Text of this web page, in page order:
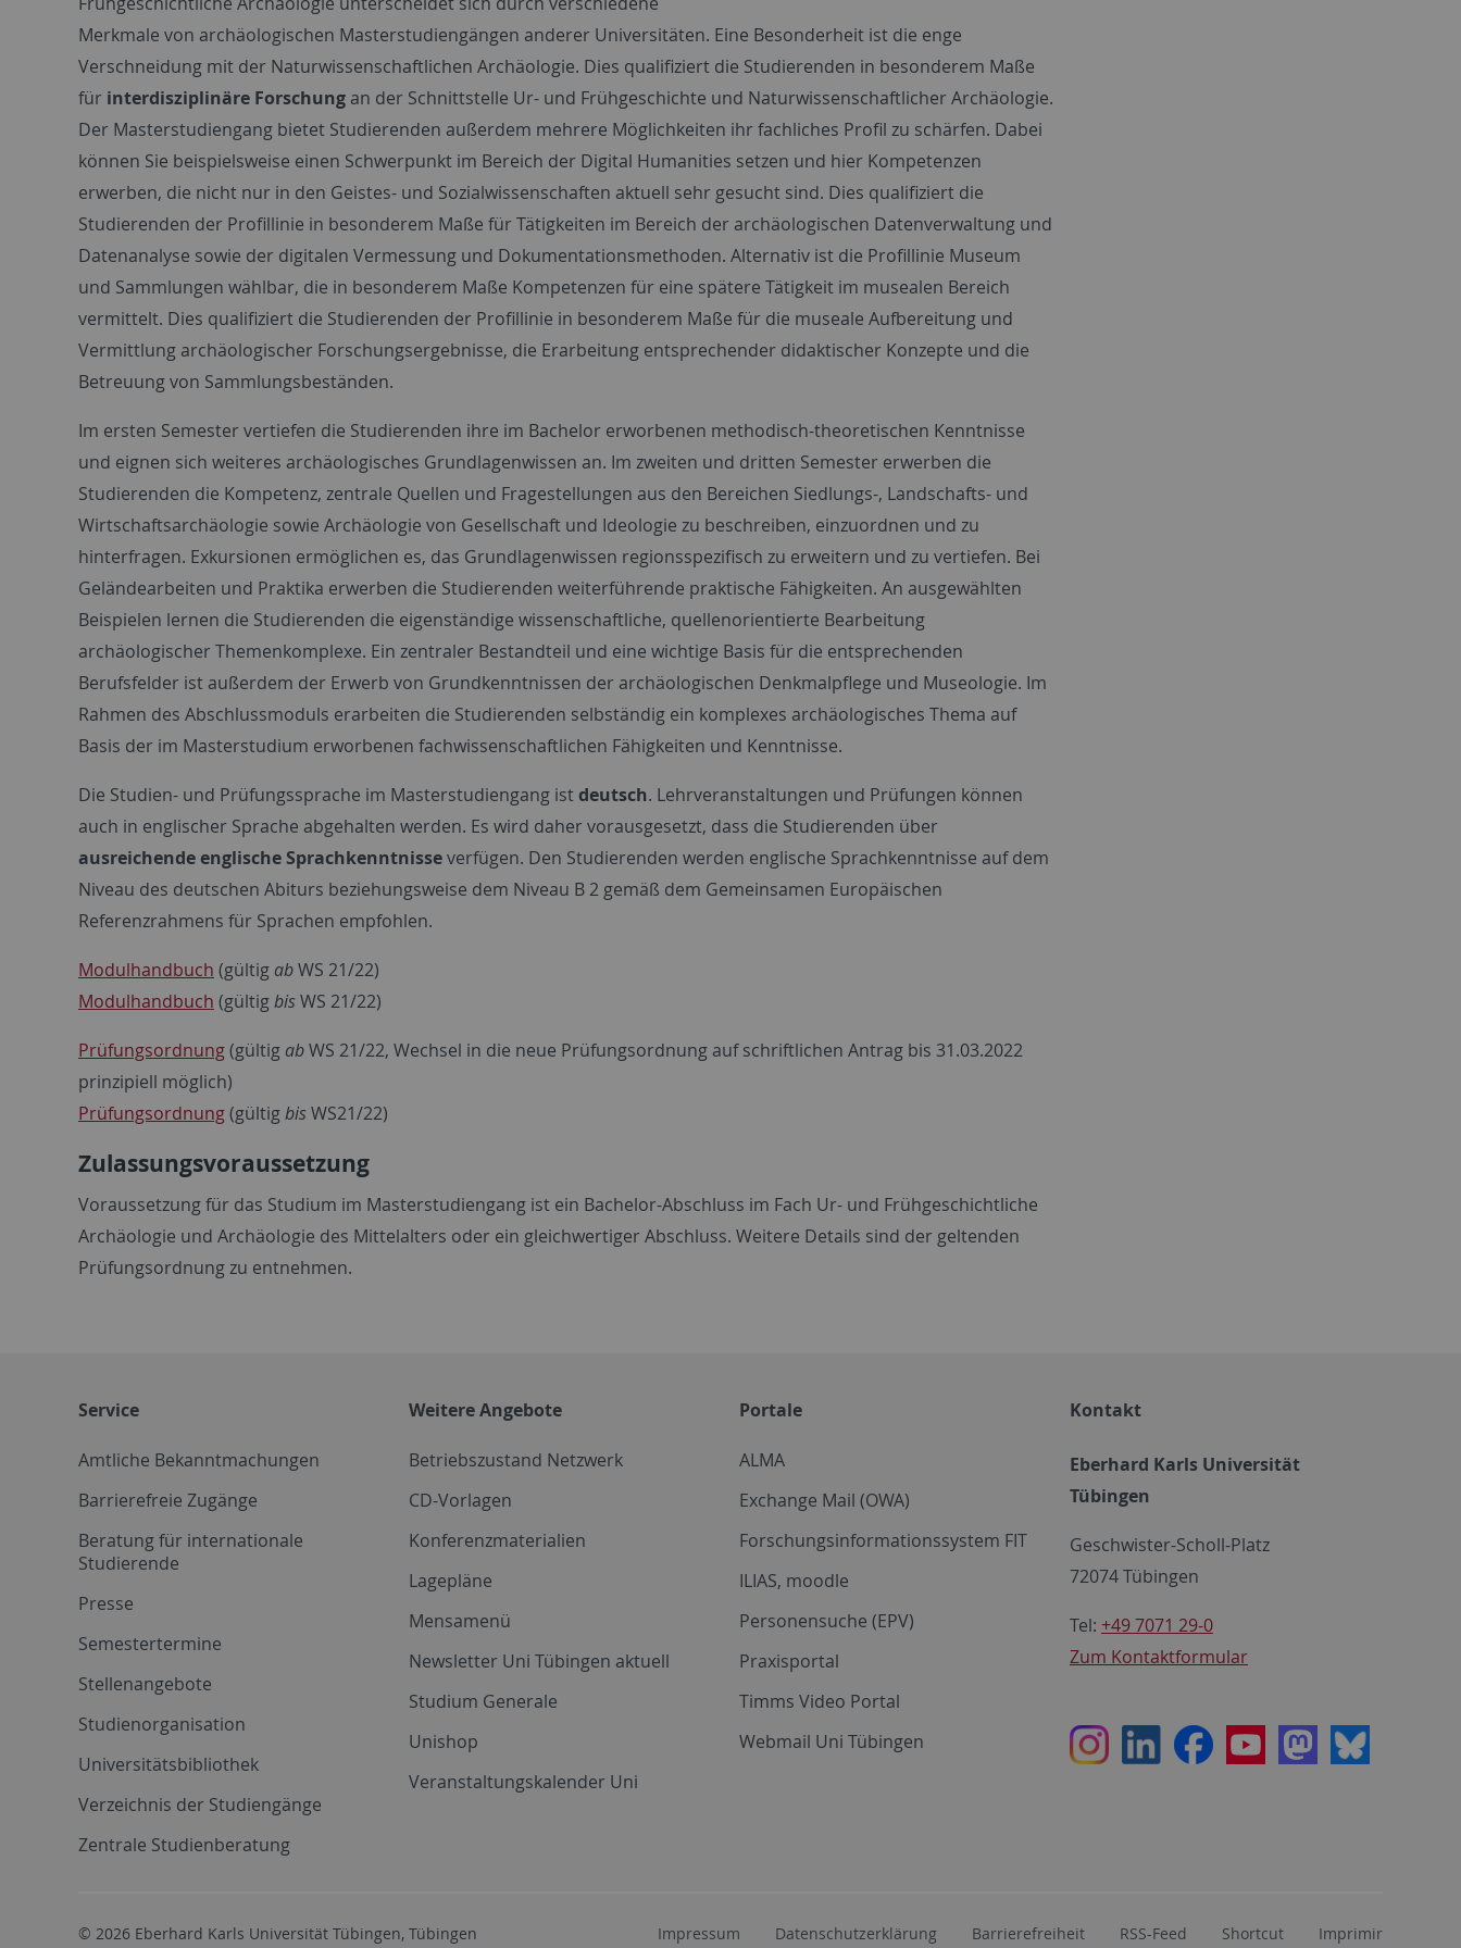
Merkmale von archäologischen Masterstudiengängen anderer Universitäten. Eine Besonderheit ist die enge
Verschneidung mit der Naturwissenschaftlichen Archäologie. Dies qualifiziert die Studierenden in besonderem Maße
für interdisziplinäre Forschungan der Schnittstelle Ur- und Frühgeschichte und Naturwissenschaftlicher Archäologie.
Der Masterstudiengang bietet Studierenden außerdem mehrere Möglichkeiten ihr fachliches Profil zu schärfen. Dabei
können Sie beispielsweise einen Schwerpunkt im Bereich der Digital Humanities setzen und hier Kompetenzen
erwerben, die nicht nur in den Geistes- und Sozialwissenschaften aktuell sehr gesucht sind. Dies qualifiziert die
Studierenden der Profillinie in besonderem Maße für Tätigkeiten im Bereich der archäologischen Datenverwaltung und
Datenanalyse sowie der digitalen Vermessung und Dokumentationsmethoden. Alternativ ist die Profillinie Museum
und Sammlungen wählbar, die in besonderem Maße Kompetenzen für eine spätere Tätigkeit im musealen Bereich
vermittelt. Dies qualifiziert die Studierenden der Profillinie in besonderem Maße für die museale Aufbereitung und
Vermittlung archäologischer Forschungsergebnisse, die Erarbeitung entsprechender didaktischer Konzepte und die
Betreuung von Sammlungsbeständen.
Im ersten Semester vertiefen die Studierenden ihre im Bachelor erworbenen methodisch-theoretischen Kenntnisse
und eignen sich weiteres archäologisches Grundlagenwissen an. Im zweiten und dritten Semester erwerben die
Studierenden die Kompetenz, zentrale Quellen und Fragestellungen aus den Bereichen Siedlungs-, Landschafts- und
Wirtschaftsarchäologie sowie Archäologie von Gesellschaft und Ideologie zu beschreiben, einzuordnen und zu
hinterfragen. Exkursionen ermöglichen es, das Grundlagenwissen regionsspezifisch zu erweitern und zu vertiefen. Bei
Geländearbeiten und Praktika erwerben die Studierenden weiterführende praktische Fähigkeiten. An ausgewählten
Beispielen lernen die Studierenden die eigenständige wissenschaftliche, quellenorientierte Bearbeitung
archäologischer Themenkomplexe. Ein zentraler Bestandteil und eine wichtige Basis für die entsprechenden
Berufsfelder ist außerdem der Erwerb von Grundkenntnissen der archäologischen Denkmalpflege und Museologie. Im
Rahmen des Abschlussmoduls erarbeiten die Studierenden selbständig ein komplexes archäologisches Thema auf
Basis der im Masterstudium erworbenen fachwissenschaftlichen Fähigkeiten und Kenntnisse.
Die Studien- und Prüfungssprache im Masterstudiengang istdeutsch. Lehrveranstaltungen und Prüfungen können
auch in englischer Sprache abgehalten werden. Es wird daher vorausgesetzt, dass die Studierenden über
ausreichende englische Sprachkenntnisseverfügen. Den Studierenden werden englische Sprachkenntnisse auf dem
Niveau des deutschen Abiturs beziehungsweise dem Niveau B 2 gemäß dem Gemeinsamen Europäischen
Referenzrahmens für Sprachen empfohlen.
Modulhandbuch (gültig abWS 21/22)
Modulhandbuch (gültigbisWS 21/22)
Prüfungsordnung(gültig abWS 21/22, Wechsel in die neue Prüfungsordnung auf schriftlichen Antrag bis 31.03.2022
prinzipiell möglich)
Prüfungsordnung(gültigbisWS21/22)
Zulassungsvoraussetzung
Voraussetzung für das Studium im Masterstudiengang ist ein Bachelor-Abschluss im Fach Ur- und Frühgeschichtliche
Archäologie und Archäologie des Mittelalters oder ein gleichwertiger Abschluss. Weitere Details sind der geltenden
Prüfungsordnung zu entnehmen.
Service
Amtliche Bekanntmachungen
Barrierefreie Zugänge
Beratung für internationale
Studierende
Presse
Semestertermine
Stellenangebote
Studienorganisation
Universitätsbibliothek
Verzeichnis der Studiengänge
Zentrale Studienberatung
Weitere Angebote
Betriebszustand Netzwerk
CD-Vorlagen
Konferenzmaterialien
Lagepläne
Mensamenü
Newsletter Uni Tübingen aktuell
Studium Generale
Unishop
Veranstaltungskalender Uni
Portale
ALMA
Exchange Mail (OWA)
Forschungsinformationssystem FIT
ILIAS, moodle
Personensuche (EPV)
Praxisportal
Timms Video Portal
Webmail Uni Tübingen
Kontakt
Eberhard Karls Universität
Tübingen
Geschwister-Scholl-Platz
72074 Tübingen
Tel: +49 7071 29-0
Zum Kontaktformular
InstagramLinkedInFacebookYoutubeMastodon
Bluesky
© 2026 Eberhard Karls Universität Tübingen, Tübingen Impressum Datenschutzerklärung Barrierefreiheit RSS-Feed Shortcut Imprimir